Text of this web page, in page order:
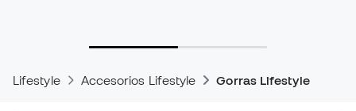
Lifestyle Accesorios Lifestyle Gorras Lifestyle